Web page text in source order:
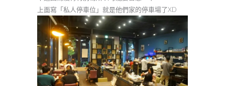
上面寫「私人停車位」就是他們家的停車場了XD